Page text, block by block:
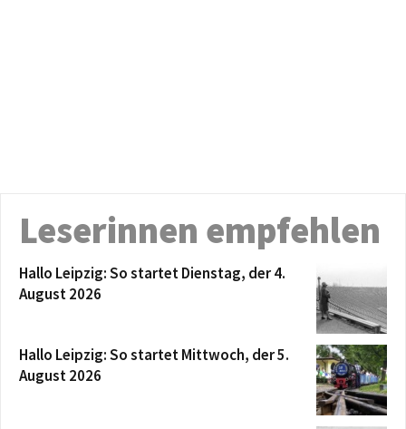
Leserinnen empfehlen
Hallo Leipzig: So startet Dienstag, der 4.
August 2026
Hallo Leipzig: So startet Mittwoch, der 5.
August 2026